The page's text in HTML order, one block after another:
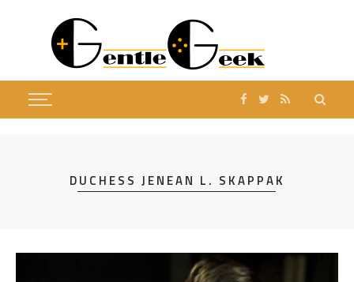
DUCHESS JENEAN L. SKAPPAK